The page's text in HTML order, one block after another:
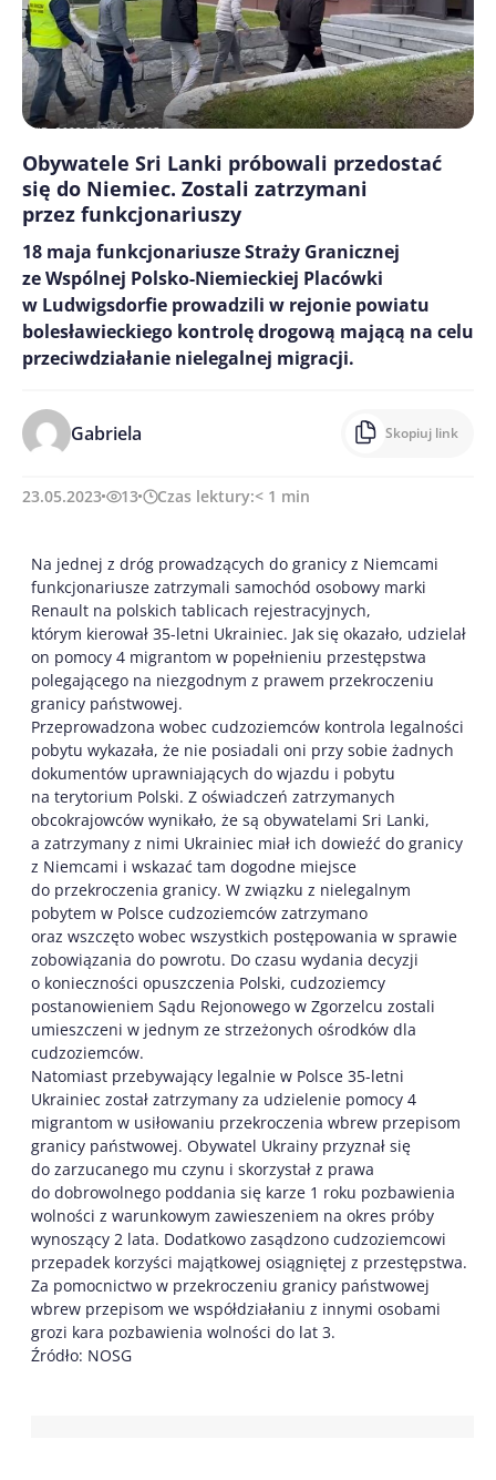
Obywatele Sri Lanki próbowali przedostać
się do Niemiec. Zostali zatrzymani
przez funkcjonariuszy
18 maja funkcjonariusze Straży Granicznej
ze Wspólnej Polsko-Niemieckiej Placówki
w Ludwigsdorfie prowadzili w rejonie powiatu
bolesławieckiego kontrolę drogową mającą na celu
przeciwdziałanie nielegalnej migracji.
Gabriela Skopiuj link
23.05.2023 13 Czas lektury:< 1 min
Na jednej z dróg prowadzących do granicy z Niemcami
funkcjonariusze zatrzymali samochód osobowy marki
Renault na polskich tablicach rejestracyjnych,
którym kierował 35-letni Ukrainiec. Jak się okazało, udzielał
on pomocy 4 migrantom w popełnieniu przestępstwa
polegającego na niezgodnym z prawem przekroczeniu
granicy państwowej.
Przeprowadzona wobec cudzoziemców kontrola legalności
pobytu wykazała, że nie posiadali oni przy sobie żadnych
dokumentów uprawniających do wjazdu i pobytu
na terytorium Polski. Z oświadczeń zatrzymanych
obcokrajowców wynikało, że są obywatelami Sri Lanki,
a zatrzymany z nimi Ukrainiec miał ich dowieźć do granicy
z Niemcami i wskazać tam dogodne miejsce
do przekroczenia granicy. W związku z nielegalnym
pobytem w Polsce cudzoziemców zatrzymano
oraz wszczęto wobec wszystkich postępowania w sprawie
zobowiązania do powrotu. Do czasu wydania decyzji
o konieczności opuszczenia Polski, cudzoziemcy
postanowieniem Sądu Rejonowego w Zgorzelcu zostali
umieszczeni w jednym ze strzeżonych ośrodków dla
cudzoziemców.
Natomiast przebywający legalnie w Polsce 35-letni
Ukrainiec został zatrzymany za udzielenie pomocy 4
migrantom w usiłowaniu przekroczenia wbrew przepisom
granicy państwowej. Obywatel Ukrainy przyznał się
do zarzucanego mu czynu i skorzystał z prawa
do dobrowolnego poddania się karze 1 roku pozbawienia
wolności z warunkowym zawieszeniem na okres próby
wynoszący 2 lata. Dodatkowo zasądzono cudzoziemcowi
przepadek korzyści majątkowej osiągniętej z przestępstwa.
Za pomocnictwo w przekroczeniu granicy państwowej
wbrew przepisom we współdziałaniu z innymi osobami
grozi kara pozbawienia wolności do lat 3.
Źródło: NOSG